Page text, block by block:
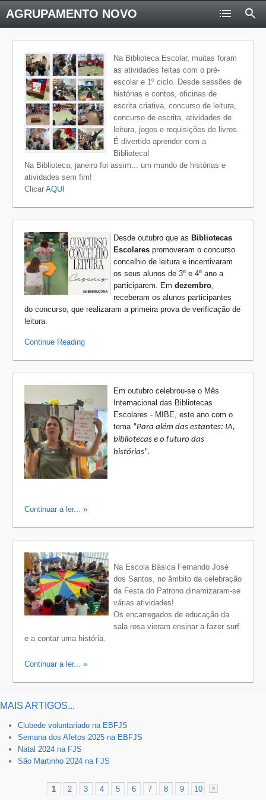
AGRUPAMENTO NOVO
Na Biblioteca Escolar, muitas foram
as atividades feitas com o pré-
escolar e 1º ciclo. Desde sessões de
histórias e contos, oficinas de
escrita criativa, concurso de leitura,
concurso de escrita, atividades de
leitura, jogos e requisições de livros.
É divertido aprender com a
Biblioteca!
Na Biblioteca, janeiro foi assim... um mundo de histórias e
atividades sem fim!
Clicar AQUI
Desde outubro que as Bibliotecas
Escolares promoveram o concurso
concelhio de leitura e incentivaram
os seus alunos de 3º e 4º ano a
participarem. Em dezembro,
receberam os alunos participantes
do concurso, que realizaram a primeira prova de verificação de
leitura.
Continue Reading
Em outubro celebrou-se o Mês
Internacional das Bibliotecas
Escolares - MIBE, este ano com o
tema “Para além das estantes: IA,
bibliotecas e o futuro das
histórias”.
Continuar a ler...
Na Escola Básica Fernando José
dos Santos, no âmbito da celebração
da Festa do Patrono dinamizaram-se
várias atividades!
Os encarregados de educação da
sala rosa vieram ensinar a fazer surf
e a contar uma história.
Continuar a ler...
MAIS ARTIGOS...
Clubede voluntariado na EBFJS
Semana dos Afetos 2025 na EBFJS
Natal 2024 na FJS
São Martinho 2024 na FJS
1 2 3 4 5 6 7 8 9 10